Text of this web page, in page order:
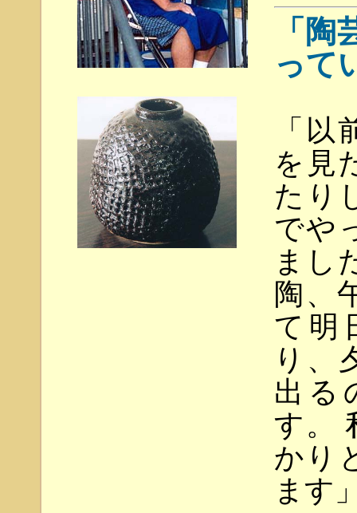
「
って
「
を見
たり
でや
まし
陶、
て明
り、
出る
す。
かり
ます